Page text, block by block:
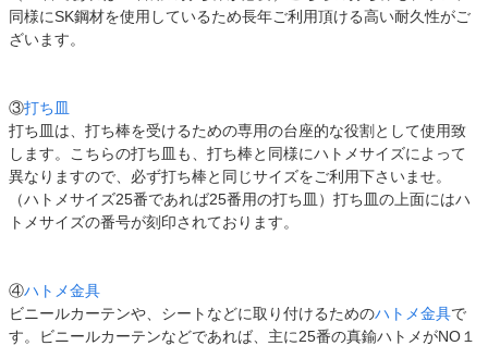
同様にSK鋼材を使用しているため長年ご利用頂ける高い耐久性がご
ざいます。
③打ち皿
打ち皿は、打ち棒を受けるための専用の台座的な役割として使用致
します。こちらの打ち皿も、打ち棒と同様にハトメサイズによって
異なりますので、必ず打ち棒と同じサイズをご利用下さいませ。
（ハトメサイズ25番であれば25番用の打ち皿）打ち皿の上面にはハ
トメサイズの番号が刻印されております。
④ハトメ金具
ビニールカーテンや、シートなどに取り付けるためのハトメ金具で
す。ビニールカーテンなどであれば、主に25番の真鍮ハトメがNO１